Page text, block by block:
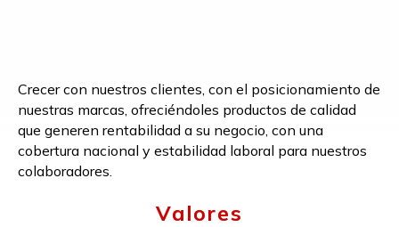
Crecer con nuestros clientes, con el posicionamiento de
nuestras marcas, ofreciéndoles productos de calidad
que generen rentabilidad a su negocio, con una
cobertura nacional y estabilidad laboral para nuestros
colaboradores.
Valores